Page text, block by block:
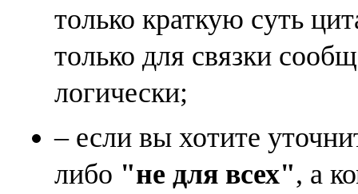
только краткую суть
только для связки
логически;
– если вы хотите
либо "не для всех", а